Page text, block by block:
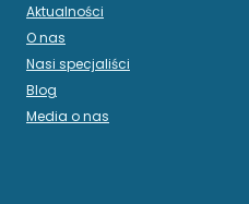
Aktualności
O nas
Nasi specjaliści
Blog
Media o nas